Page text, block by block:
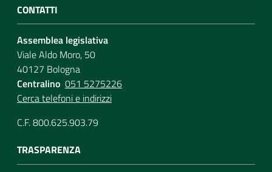
CONTATTI
Assemblea legislativa
Viale Aldo Moro, 50
40127 Bologna
Centralino 051 5275226
Cerca telefoni e indirizzi
C.F. 800.625.903.79
TRASPARENZA